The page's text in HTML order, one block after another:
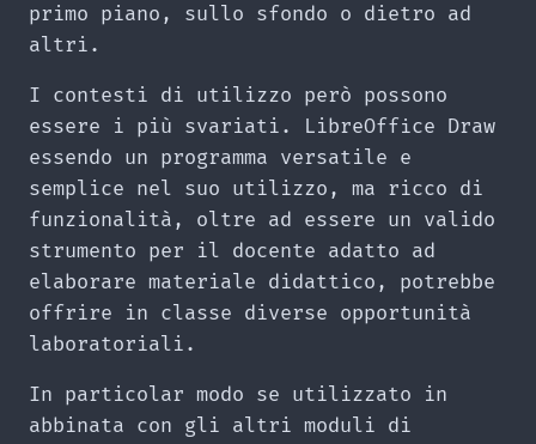
primo piano, sullo sfondo o dietro ad
altri.
I contesti di utilizzo però possono
essere i più svariati. LibreOffice Draw
essendo un programma versatile e
semplice nel suo utilizzo, ma ricco di
funzionalità, oltre ad essere un valido
strumento per il docente adatto ad
elaborare materiale didattico, potrebbe
offrire in classe diverse opportunità
laboratoriali.
In particolar modo se utilizzato in
abbinata con gli altri moduli di